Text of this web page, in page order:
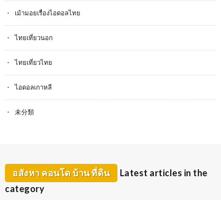
เม้ามอยเรื่องไอดอลไทย
ไทยเที่ยวนอก
ไทยเที่ยวไทย
ไอดอลเกาหลี
未分類
อสังหา คอนโด บ้าน ที่ดิน
Latest articles in the
category